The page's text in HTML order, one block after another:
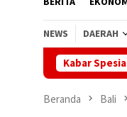
NEWS DAERAH
Kabar
Lembeng, 250
Beranda Bali